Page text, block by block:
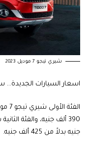
شيري تيجو 7 موديل 2023
اسعار السيارات الجديدة… سعر
جنيه بدلاً من 425 ألف جنيه.